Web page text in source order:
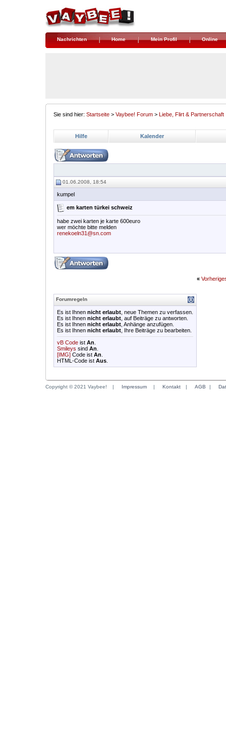
Nachrichten Home Mein Profil Online
Sie sind hier: Startseite > Vaybee! Forum > Liebe, Flirt & Partnerschaft
Hilfe Kalender
01.06.2008, 18:54
kumpel
em karten türkei schweiz
habe zwei karten je karte 600euro
wer möchte bitte melden
renekoeln31@sn.com
«
Forumregeln
Es ist Ihnen nicht erlaubt , neue Themen zu verfassen.
Es ist Ihnen nicht erlaubt , auf Beiträge zu antworten.
Es ist Ihnen nicht erlaubt , Anhänge anzufügen.
Es ist Ihnen nicht erlaubt , Ihre Beiträge zu bearbeiten.
vB Code ist An
Smileys sind An
[IMG] Code ist An
HTML-Code ist Aus
Copyright © 2021 Vaybee! | Impressum | Kontakt | AGB |